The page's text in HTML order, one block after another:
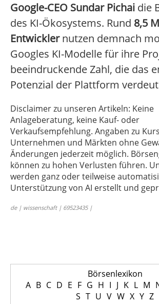
Google-CEO Sundar Pichai die
des KI-Ökosystems. Rund 8,5
Entwicklernutzen demnach
Googles KI-Modelle für ihre
beeindruckende Zahl, die das
Potenzial der Plattform
Disclaimer zu unseren Artikeln: Keine
Anlageberatung, keine Kauf- oder
Verkaufsempfehlung. Angaben zu
Unternehmen und Märkten ohne
Änderungen jederzeit möglich.
können zu hohen Verlusten führen.
werden ganz oder teilweise
Unterstützung von AI erstellt und
de | wissenschaft | 69523435 |
Börsenlexikon
A B C D E F G H I J K L M
S T U V W X Y Z